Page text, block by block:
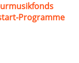
Programme